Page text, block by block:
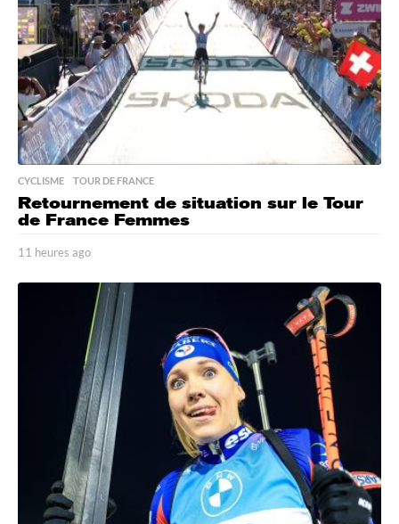
g
o
CYCLISME ,TOUR DE FRANCE
Retournement de situation sur le Tour
de France Femmes
11 heures ago
h
e
u
r
e
s
a
g
o